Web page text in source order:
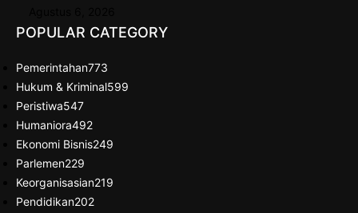
POPULAR CATEGORY
Pemerintahan773
Hukum & Kriminal599
Peristiwa547
Humaniora492
Ekonomi Bisnis249
Parlemen229
Keorganisasian219
Pendidikan202